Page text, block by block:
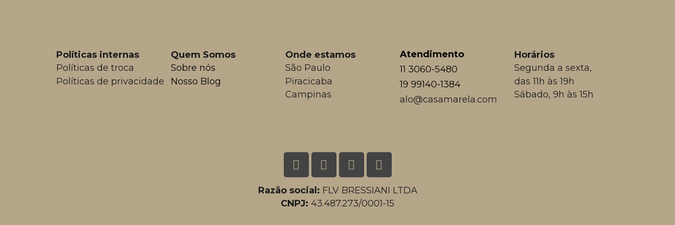
Políticas internas
Políticas de troca
Políticas de privacidade
Quem Somos
Sobre nós
Nosso Blog
Onde estamos
São Paulo
Piracicaba
Campinas
Atendimento
11 3060-5480
19 99140-1384
alo@casamarela.com
Horários
Segunda a sexta,
das 11h às 19h
Sábado, 9h às 15h
Razão social: FLV BRESSIANI LTDA
CNPJ: 43.487.273/0001-15